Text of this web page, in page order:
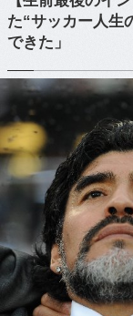
た“サッカー人生
できた」